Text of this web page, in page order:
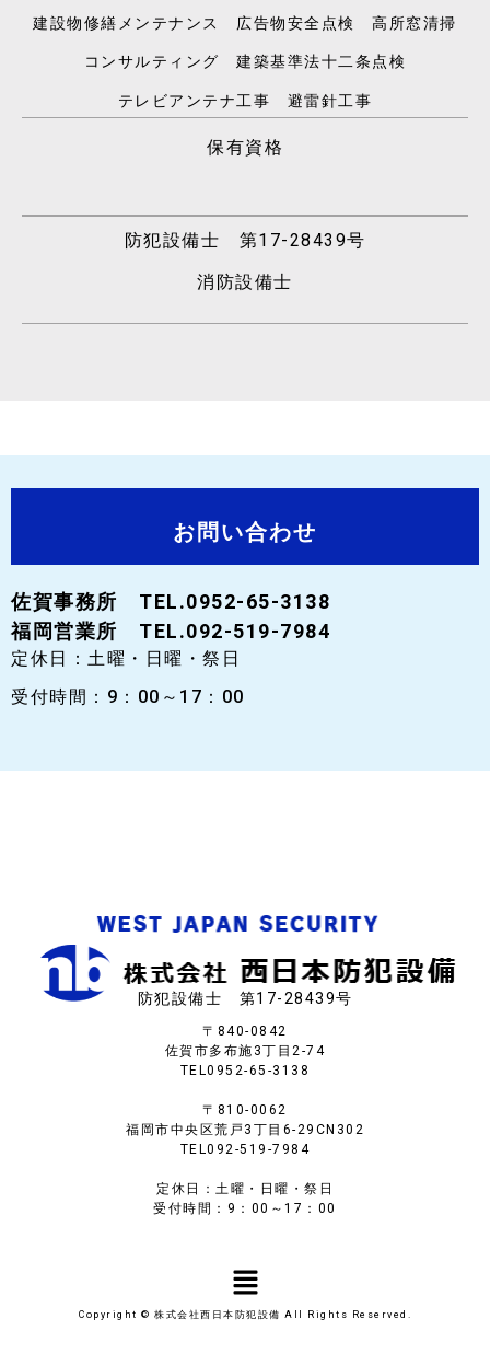
建設物修繕メンテナンス 広告物安全点検 高所窓清掃
コンサルティング 建築基準法十二条点検
テレビアンテナ工事 避雷針工事
保有資格
防犯設備士 第17-28439号
消防設備士
お問い合わせ
佐賀事務所 TEL.0952-65-3138
福岡営業所 TEL.092-519-7984
定休日：土曜・日曜・祭日
受付時間：9：00～17：00
防犯設備士 第17-28439号
〒840-0842
佐賀市多布施3丁目2-74
TEL0952-65-3138
〒810-0062
福岡市中央区荒戸3丁目6-29CN302
TEL092-519-7984
定休日：土曜・日曜・祭日
受付時間：9：00～17：00
Copyright © 株式会社西日本防犯設備 All Rights Reserved.